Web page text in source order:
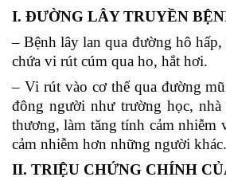
I. ĐƯỜNG LÂY TRUYỀN
– Bệnh lây lan qua đường hô
chứa vi rút cúm qua ho, hắt hơi.
– Vi rút vào cơ thể qua đường
đông người như trường học,
thương, làm tăng tính cảm nhiễm
cảm nhiễm hơn những người khác.
II. TRIỆU CHỨNG CHÍNH